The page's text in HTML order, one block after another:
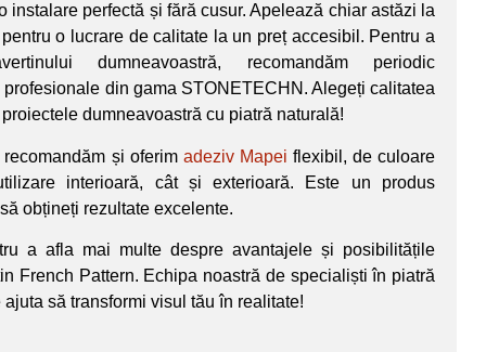
instalare perfectă și fără cusur. Apelează chiar astăzi la
pentru o lucrare de calitate la un preț accesibil. Pentru a
dumneavoastră, recomandăm periodic
din gama STONETECHN. Alegeți calitatea
dumneavoastră cu piatră naturală!
și oferim adeziv Mapei flexibil, de culoare
interioară, cât și exterioară. Este un produs
obțineți rezultate excelente.
a afla mai multe despre avantajele și posibilitățile
French Pattern. Echipa noastră de specialiști în piatră
să transformi visul tău în realitate!